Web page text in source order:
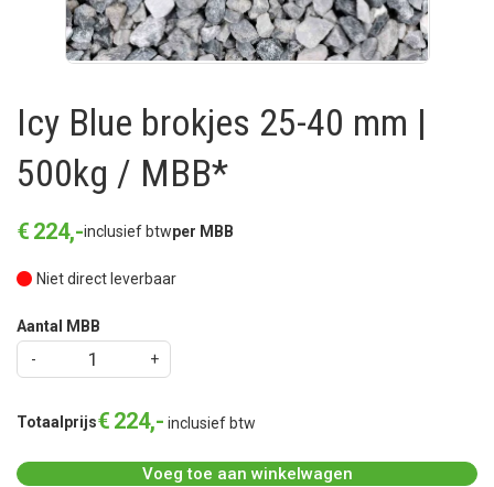
Icy Blue brokjes 25-40 mm |
500kg / MBB*
€ 224,-inclusief btwper MBB
Niet direct leverbaar
Aantal MBB
Totaalprijs€ 224,- inclusief btw
Voeg toe aan winkelwagen